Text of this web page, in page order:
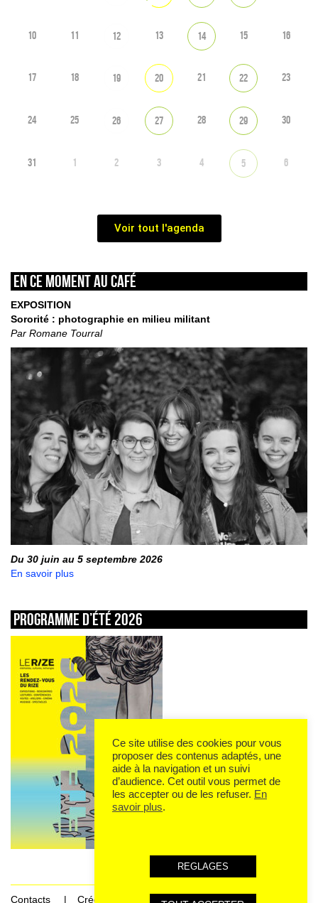
10 11 12 13 14 15 16
17 18 19 20 21 22 23
24 25 26 27 28 29 30
31 1 2 3 4 5 6
Voir tout l'agenda
En ce moment au café
EXPOSITION
Sororité : photographie en milieu militant
Par Romane Tourral
Du 30 juin au 5 septembre 2026
En savoir plus
Programme d’été 2026
Contacts Crédits
Ce site utilise des cookies pour vous
proposer des contenus adaptés, une
aide à la navigation et un suivi
d’audience. Cet outil vous permet de
les accepter ou de les refuser. En
savoir plus.
REGLAGES